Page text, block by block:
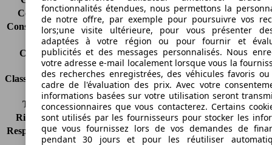
Consommation (route)
3.7 l/100km
Consommation (combinée)* 4.2 l/100km
Classe d'émissions
Euro 6d-TEMP
Capacité du réservoir
42 l
Classes d'assurance
Tous risques
-
Risques partiels
Responsabilité civile -
fonctionnalités étendues, nous permettons la
de notre offre, par exemple pour poursuivre vos
lors;une visite ultérieure, pour vous présenter
adaptées à votre région ou pour fournir et
publicités et des messages personnalisés. Nous
votre adresse e-mail localement lorsque vous la
des recherches enregistrées, des véhicules favoris
cadre de l'évaluation des prix. Avec votre
informations basées sur votre utilisation seront
concessionnaires que vous contacterez. Certains
sont utilisés par les fournisseurs pour stocker les
que vous fournissez lors de vos demandes de
pendant 30 jours et pour les réutiliser